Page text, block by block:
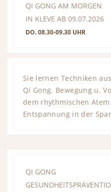
QI GONG AM MORGEN
IN KLEVE AB 09.07.2026
DO. 08.30-09.30 UHR
Sie lernen Techniken
Qi Gong. Bewegung u.
dem rhythmischen
Entspannung in der
QI GONG